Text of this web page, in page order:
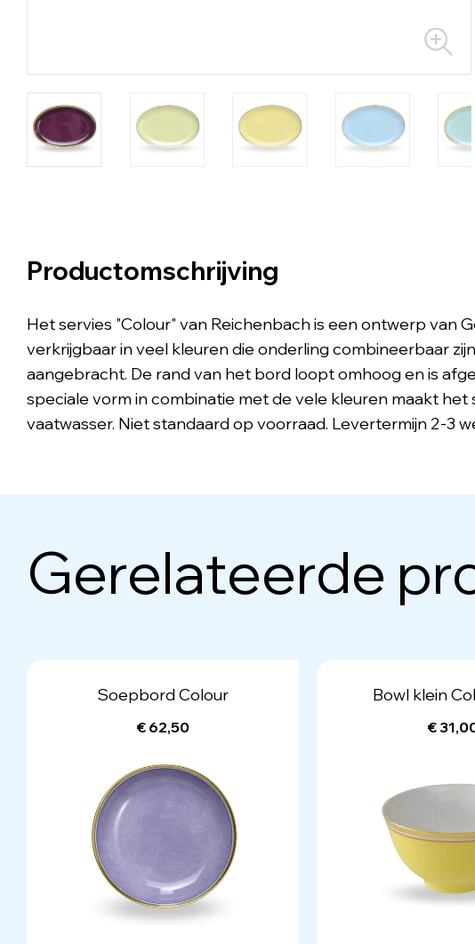
Productomschrijving
Het servies "Colour" van Reichenbach is een ontwerp van
verkrijgbaar in veel kleuren die onderling combineerbaar
aangebracht. De rand van het bord loopt omhoog en is
speciale vorm in combinatie met de vele kleuren maakt het
vaatwasser. Niet standaard op voorraad. Levertermijn 2-3
Gerelateerde
Soepbord Colour
€ 62,50
Bowl klein
€